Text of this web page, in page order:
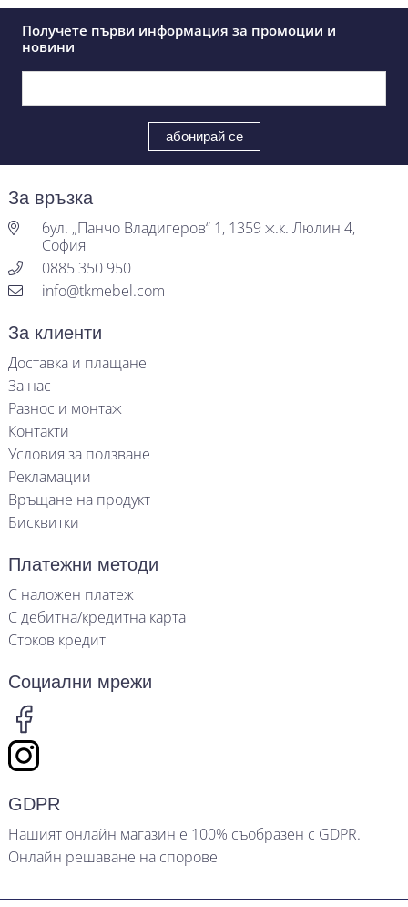
Получете първи информация за промоции и
новини
За връзка
бул. „Панчо Владигеров“ 1, 1359 ж.к. Люлин 4,
София
0885 350 950
info@tkmebel.com
За клиенти
Доставка и плащане
За нас
Разнос и монтаж
Контакти
Условия за ползване
Рекламации
Връщане на продукт
Бисквитки
Платежни методи
С наложен платеж
С дебитна/кредитна карта
Стоков кредит
Социални мрежи
GDPR
Нашият онлайн магазин е 100% съобразен с GDPR.
Онлайн решаване на спорове